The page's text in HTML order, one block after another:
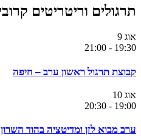
תרגולים וריטריטים
אוג 9
19:30
-
21:00
קבוצת תרגול ראשון ערב – חיפה
אוג 10
19:00
-
20:30
ערב מבוא לזן ומדיטציה בהוד השרון